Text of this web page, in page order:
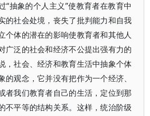
“抽象的个人主义”使教育者在教育中
的社会处境，丧失了批判能力和自我
个体的潜在的影响使教育者和其他人
广泛的社会和经济不公提出强有力的
，社会、经济和教育生活中抽象个体
的观念，它并没有把作为一个经济、
者我们教育者自己的生活，定位到那
不平等的结构关系。这样，统治阶级